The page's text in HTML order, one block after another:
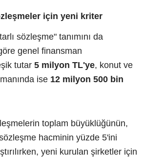
için yeni kriter
sözleşme" tanımını da
genel finansman
tutar 5 milyon TL'ye, konut ve
ise 12 milyon 500 bin
toplam büyüklüğünün,
hacminin yüzde 5'ini
yeni kurulan şirketler için